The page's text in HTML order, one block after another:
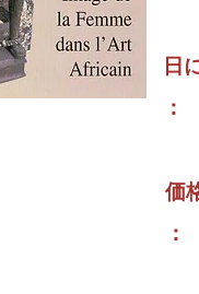
日
：
価
：